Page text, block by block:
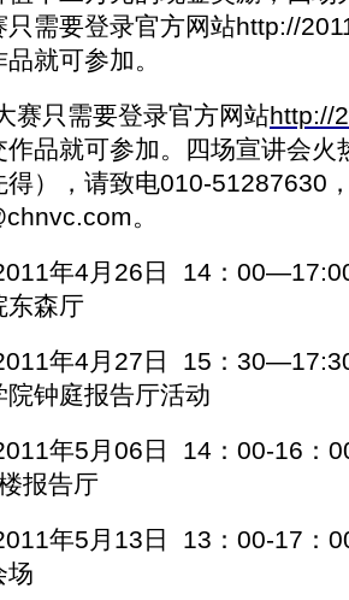
只需要登录官方网站http://
就可参加。
赛只需要登录官方网站http://
作品就可参加。四场宣讲会火
得），请致电010-51287630
。
年4月 26 日 14 ：
东森厅
年4月 27 日 15 ：
钟庭报告厅活动
年5月 06 日 14 ： 00-16 ：
报告厅
年5月 13 日 13 ： 00-17 ：
场